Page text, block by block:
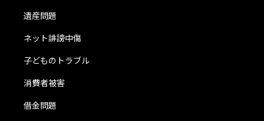
遺産問題
ネット誹謗中傷
子どものトラブル
消費者被害
借金問題